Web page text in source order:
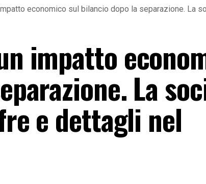
economico sul bilancio dopo la separazione. La
impatto
La
e dettagli nel